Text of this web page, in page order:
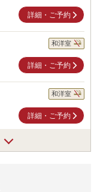
詳細・ご予約
和洋室
詳細・ご予約
和洋室
詳細・ご予約